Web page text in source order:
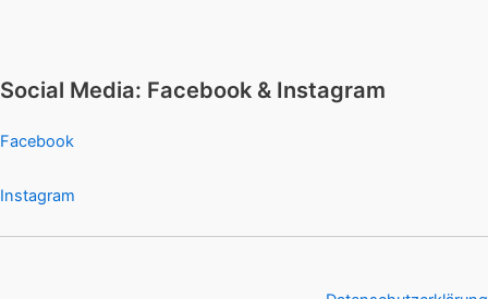
Social Media: Facebook & Instagram
Facebook
Instagram